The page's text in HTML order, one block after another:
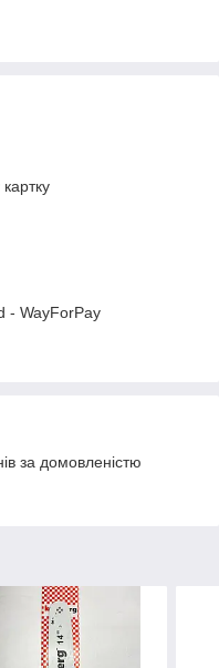
- WayForPay
за домовленістю